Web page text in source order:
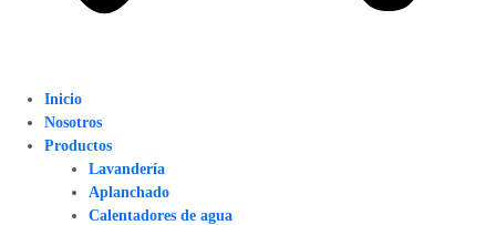
Inicio
Nosotros
Productos
Lavandería
Aplanchado
Calentadores de agua